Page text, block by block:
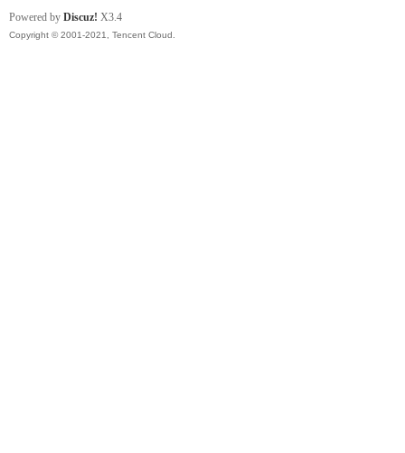
Powered by Discuz! X3.4
Copyright © 2001-2021, Tencent Cloud.